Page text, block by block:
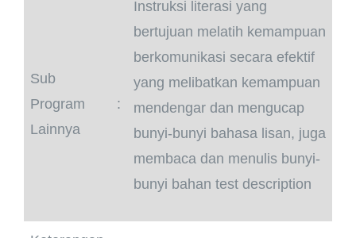
Sub
Program
Lainnya
:
Instruksi literasi yang
bertujuan melatih kemampuan
berkomunikasi secara efektif
yang melibatkan kemampuan
mendengar dan mengucap
bunyi-bunyi bahasa lisan, juga
membaca dan menulis bunyi-
bunyi bahan test description